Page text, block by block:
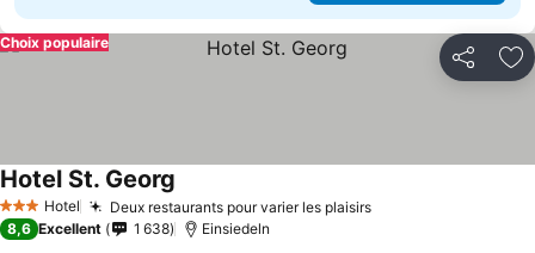
Partager
Choix populaire
3 ÉtoilesHotel Deux restaurants pour varier les plaisirs
Hotel St. Georg
8,6 Excellent 1 638 Einsiedeln